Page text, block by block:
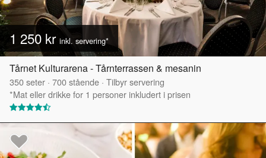
1 250 kr inkl. servering*
Tårnet Kulturarena - Tårnterrassen & mesanin
350seter · 700stående · Tilbyr servering
*Mat eller drikke for 1 personer inkludert i prisen